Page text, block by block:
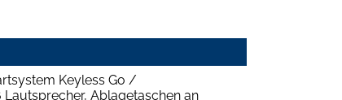
Keyless Go /
Ablagetaschen an